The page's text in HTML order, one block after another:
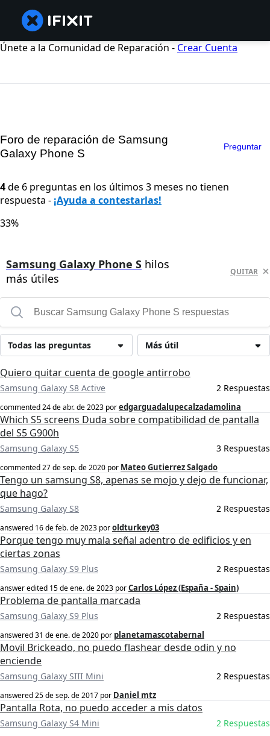
Únete a la Comunidad de Reparación - Crear Cuenta
Foro de reparación de Samsung
Galaxy Phone S
Preguntar
4de 6 preguntas en los últimos 3 meses no tienen
respuesta - ¡Ayuda a contestarlas!
33%
Samsung Galaxy Phone S hilos
más útiles
QUITAR
Más útil
Todas las preguntas
Quiero quitar cuenta de google antirrobo
Samsung Galaxy S8 Active 2 Respuestas
commented24 de abr. de 2023 poredgarguadalupecalzadamolina
Which S5 screens Duda sobre compatibilidad de pantalla
del S5 G900h
Samsung Galaxy S5 3 Respuestas
commented27 de sep. de 2020 por Mateo Gutierrez Salgado
Tengo un samsung S8, apenas se mojo y dejo de funcionar,
que hago?
Samsung Galaxy S8 2 Respuestas
answered 16 de feb. de 2023 poroldturkey03
Porque tengo muy mala señal adentro de edificios y en
ciertas zonas
Samsung Galaxy S9 Plus 2 Respuestas
answer edited 15 de ene. de 2023 porCarlos López (España - Spain)
Problema de pantalla marcada
Samsung Galaxy S9 Plus 2 Respuestas
answered31 de ene. de 2020 por planetamascotabernal
Movil Brickeado, no puedo flashear desde odin y no
enciende
Samsung Galaxy SIII Mini 2 Respuestas
answered25 de sep. de 2017 por Daniel mtz
Pantalla Rota, no puedo acceder a mis datos
Samsung Galaxy S4 Mini 2 Respuestas